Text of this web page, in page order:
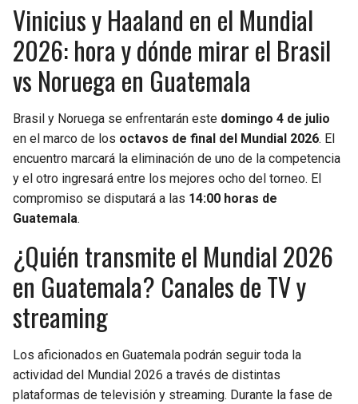
Vinicius y Haaland en el Mundial
2026: hora y dónde mirar el Brasil
vs Noruega en Guatemala
Brasil y Noruega se enfrentarán este domingo 4 de julio
en el marco de los octavos de final del Mundial 2026. El
encuentro marcará la eliminación de uno de la competencia
y el otro ingresará entre los mejores ocho del torneo. El
compromiso se disputará a las 14:00 horas de
Guatemala.
¿Quién transmite el Mundial 2026
en Guatemala? Canales de TV y
streaming
Los aficionados en Guatemala podrán seguir toda la
actividad del Mundial 2026 a través de distintas
plataformas de televisión y streaming. Durante la fase de